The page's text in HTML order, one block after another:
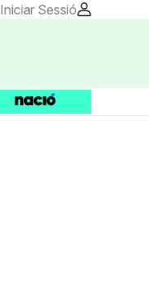
Iniciar Sessió